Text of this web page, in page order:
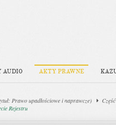
AUDIO AKTY PRAWNE
Prawo upadłościowe i naprawcze)
Rejestru